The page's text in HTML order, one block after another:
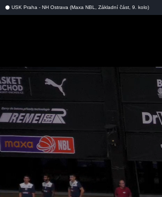
USK Praha - NH Ostrava (Maxa NBL, Základní část, 9. kolo)